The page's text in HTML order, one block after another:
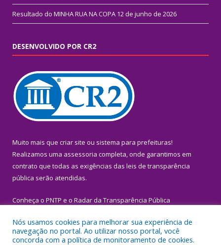
Resultado do MINHA RUA NA COPA 12 de junho de 2026
DESENVOLVIDO POR CR2
Muito mais que criar site ou sistema para prefeituras!
Realizamos uma assessoria completa, onde garantimos em
contrato que todas as exigências das leis de transparência
pública serão atendidas.
Conheça o PNTP e o Radar da Transparência Pública
Nós usamos cookies para melhorar sua experiência de
navegação no portal. Ao utilizar nosso portal, você
concorda com a política de monitoramento de cookies.